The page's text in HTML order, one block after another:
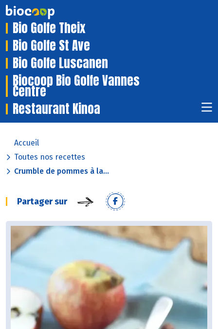
Bio Golfe Theix
Bio Golfe St Ave
Bio Golfe Luscanen
Biocoop Bio Golfe Vannes
Centre
Restaurant Kinoa
Accueil
Toutes nos recettes
Crumble de pommes à la...
Partager sur